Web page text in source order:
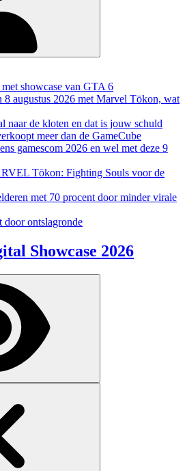
showcase van GTA 6
8 augustus 2026 met Marvel Tōkon, wat
naar de kloten en dat is jouw schuld
meer dan de GameCube
gamescom 2026 en wel met deze 9
Tōkon: Fighting Souls voor de
met 70 procent door minder virale
door ontslagronde
Showcase 2026